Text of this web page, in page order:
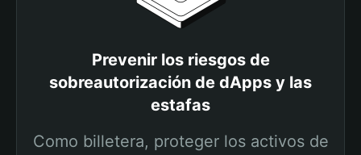
Prevenir los riesgos de
sobreautorización de dApps y las
estafas
Como billetera, proteger los activos de